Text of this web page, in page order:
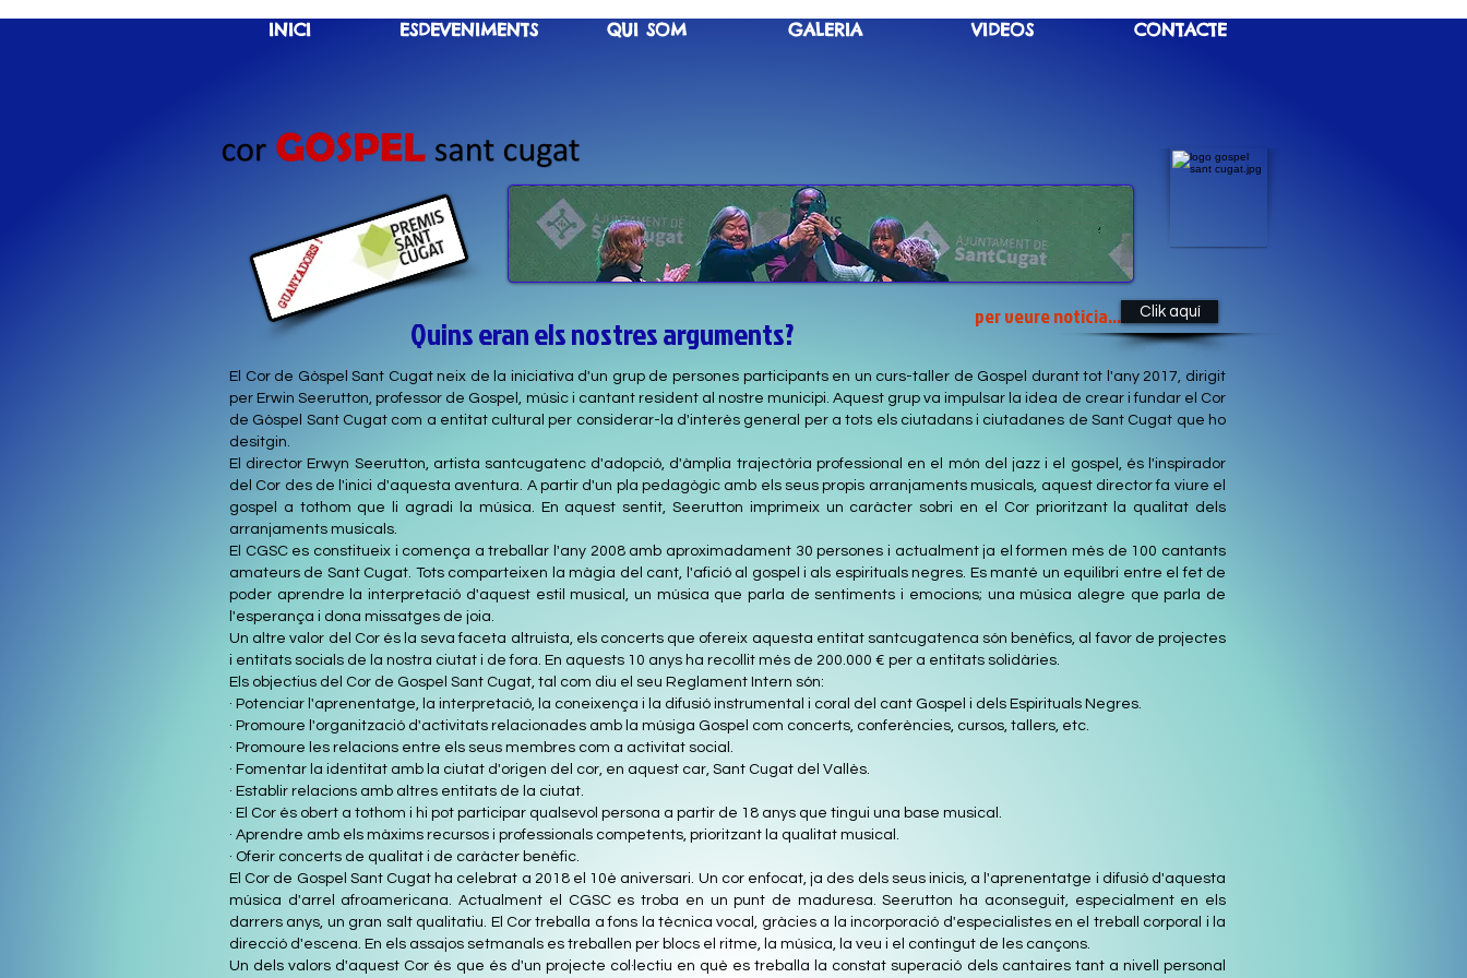
INICI ESDEVENIMENTS QUI SOM GALERIA VIDEOS CONTACTE
Quins eran els nostres arguments? per veure noticia... Clik aquí
El Cor de Gòspel Sant Cugat neix de la iniciativa d'un grup de persones participants en un curs-taller de Gospel durant tot l'any 2017, dirigit
per Erwin Seerutton, professor de Gospel, músic i cantant resident al nostre municipi. Aquest grup va impulsar la idea de crear i fundar el Cor
de Gòspel Sant Cugat com a entitat cultural per considerar-la d'interès general per a tots els ciutadans i ciutadanes de Sant Cugat que ho
desitgin.
El director Erwyn Seerutton, artista santcugatenc d'adopció, d'àmplia trajectòria professional en el món del jazz i el gospel, és l'inspirador
del Cor des de l'inici d'aquesta aventura. A partir d'un pla pedagògic amb els seus propis arranjaments musicals, aquest director fa viure el
gospel a tothom que li agradi la música. En aquest sentit, Seerutton imprimeix un caràcter sobri en el Cor prioritzant la qualitat dels
arranjaments musicals.
El CGSC es constitueix i comença a treballar l'any 2008 amb aproximadament 30 persones i actualment ja el formen més de 100 cantants
amateurs de Sant Cugat. Tots comparteixen la màgia del cant, l'afició al gospel i als espirituals negres. Es manté un equilibri entre el fet de
poder aprendre la interpretació d'aquest estil musical, un música que parla de sentiments i emocions; una música alegre que parla de
l'esperança i dona missatges de joia.
Un altre valor del Cor és la seva faceta altruista, els concerts que ofereix aquesta entitat santcugatenca són benèfics, al favor de projectes
i entitats socials de la nostra ciutat i de fora. En aquests 10 anys ha recollit més de 200.000 € per a entitats solidàries.
Els objectius del Cor de Gospel Sant Cugat, tal com diu el seu Reglament Intern són:
· Potenciar l'aprenentatge, la interpretació, la coneixença i la difusió instrumental i coral del cant Gospel i dels Espirituals Negres.
· Promoure l'organització d'activitats relacionades amb la músiga Gospel com concerts, conferències, cursos, tallers, etc.
· Promoure les relacions entre els seus membres com a activitat social.
· Fomentar la identitat amb la ciutat d'origen del cor, en aquest car, Sant Cugat del Vallès.
· Establir relacions amb altres entitats de la ciutat.
· El Cor és obert a tothom i hi pot participar qualsevol persona a partir de 18 anys que tingui una base musical.
· Aprendre amb els màxims recursos i professionals competents, prioritzant la qualitat musical.
· Oferir concerts de qualitat i de caràcter benèfic.
El Cor de Gospel Sant Cugat ha celebrat a 2018 el 10è aniversari. Un cor enfocat, ja des dels seus inicis, a l'aprenentatge i difusió d'aquesta
música d'arrel afroamericana. Actualment el CGSC es troba en un punt de maduresa. Seerutton ha aconseguit, especialment en els
darrers anys, un gran salt qualitatiu. El Cor treballa a fons la tècnica vocal, gràcies a la incorporació d'especialistes en el treball corporal i la
direcció d'escena. En els assajos setmanals es treballen per blocs el ritme, la música, la veu i el contingut de les cançons.
Un dels valors d'aquest Cor és que és d'un projecte col·lectiu en què es treballa la constat superació dels cantaires tant a nivell personal